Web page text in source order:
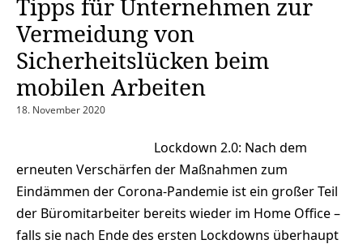
Tipps für Unternehmen zur
Vermeidung von
Sicherheitslücken beim
mobilen Arbeiten
18. November 2020
Lockdown 2.0: Nach dem
erneuten Verschärfen der Maßnahmen zum
Eindämmen der Corona-Pandemie ist ein großer Teil
der Büromitarbeiter bereits wieder im Home Office –
falls sie nach Ende des ersten Lockdowns überhaupt